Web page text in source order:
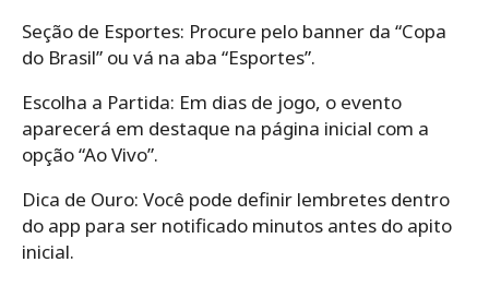
Seção de Esportes: Procure pelo banner da “Copa
do Brasil” ou vá na aba “Esportes”.
Escolha a Partida: Em dias de jogo, o evento
aparecerá em destaque na página inicial com a
opção “Ao Vivo”.
Dica de Ouro: Você pode definir lembretes dentro
do app para ser notificado minutos antes do apito
inicial.